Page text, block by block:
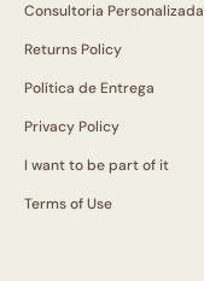
Consultoria Personalizada
Returns Policy
Política de Entrega
Privacy Policy
I want to be part of it
Terms of Use